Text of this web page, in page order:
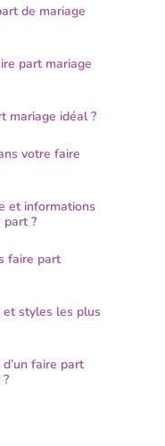
de mariage
part mariage
mariage idéal ?
votre faire
et informations
part ?
faire part
styles les plus
faire part